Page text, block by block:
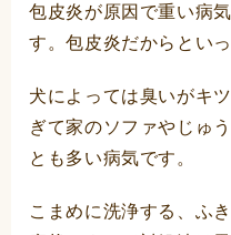
包皮炎が原因で重い病
す。包皮炎だからとい
犬によっては臭いがキ
ぎて家のソファやじゅ
とも多い病気です。
こまめに洗浄する、ふ